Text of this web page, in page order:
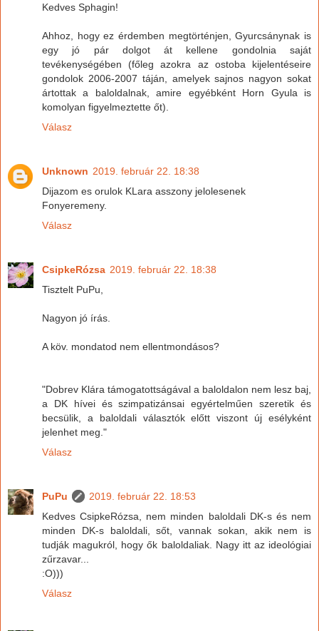
Kedves Sphagin!
Ahhoz, hogy ez érdemben megtörténjen, Gyurcsánynak is
egy jó pár dolgot át kellene gondolnia saját
tevékenységében (főleg azokra az ostoba kijelentéseire
gondolok 2006-2007 táján, amelyek sajnos nagyon sokat
ártottak a baloldalnak, amire egyébként Horn Gyula is
komolyan figyelmeztette őt).
Válasz
Unknown 2019. február 22. 18:38
Dijazom es orulok KLara asszony jelolesenek
Fonyeremeny.
Válasz
CsipkeRózsa 2019. február 22. 18:38
Tisztelt PuPu,
Nagyon jó írás.
A köv. mondatod nem ellentmondásos?
"Dobrev Klára támogatottságával a baloldalon nem lesz baj,
a DK hívei és szimpatizánsai egyértelműen szeretik és
becsülik, a baloldali választók előtt viszont új esélyként
jelenhet meg."
Válasz
PuPu
2019. február 22. 18:53
Kedves CsipkeRózsa, nem minden baloldali DK-s és nem
minden DK-s baloldali, sőt, vannak sokan, akik nem is
tudják magukról, hogy ők baloldaliak. Nagy itt az ideológiai
zűrzavar...
:O)))
Válasz